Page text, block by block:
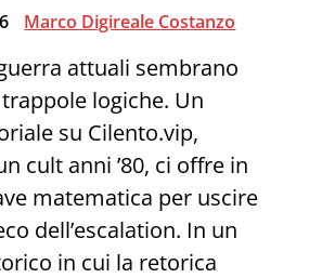
Ex
Google
Marco Digireale Costanzo
attuali sembrano
logiche. Un
su Cilento.vip,
cult anni ’80, ci offre in
matematica per uscire
dell’escalation. In un
in cui la retorica